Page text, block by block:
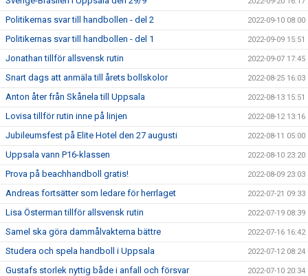
Politikernas svar till handbollen - del 2 2022-09-10 08:00
Politikernas svar till handbollen - del 1 2022-09-09 15:51
Jonathan tillför allsvensk rutin 2022-09-07 17:45
Snart dags att anmäla till årets bollskolor 2022-08-25 16:03
Anton åter från Skånela till Uppsala 2022-08-13 15:51
Lovisa tillför rutin inne på linjen 2022-08-12 13:16
Jubileumsfest på Elite Hotel den 27 augusti 2022-08-11 05:00
Uppsala vann P16-klassen 2022-08-10 23:20
Prova på beachhandboll gratis! 2022-08-09 23:03
Andreas fortsätter som ledare för herrlaget 2022-07-21 09:33
Lisa Österman tillför allsvensk rutin 2022-07-19 08:39
Samel ska göra dammålvakterna bättre 2022-07-16 16:42
Studera och spela handboll i Uppsala 2022-07-12 08:24
Gustafs storlek nyttig både i anfall och försvar 2022-07-10 20:34